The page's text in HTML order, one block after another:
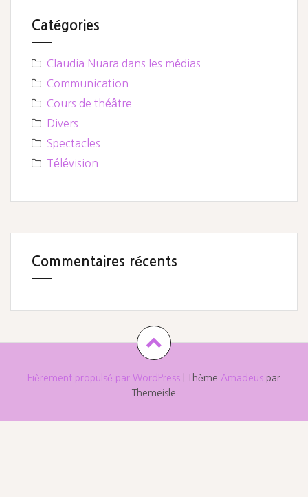
Catégories
Claudia Nuara dans les médias
Communication
Cours de théâtre
Divers
Spectacles
Télévision
Commentaires récents
Fièrement propulsé par WordPress Thème Amadeus par
Themeisle